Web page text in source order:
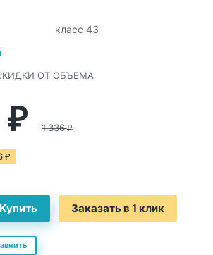
класс 43
ОТ ОБЪЕМА
₽ 1 336₽
₽
Заказать в 1 клик